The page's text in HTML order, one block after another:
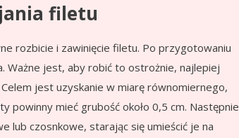
filetu
rozbicie i zawinięcie filetu. Po przygotowaniu
Ważne jest, aby robić to ostrożnie, najlepiej
jest uzyskanie w miarę równomiernego,
powinny mieć grubość około 0,5 cm. Następnie
lub czosnkowe, starając się umieścić je na